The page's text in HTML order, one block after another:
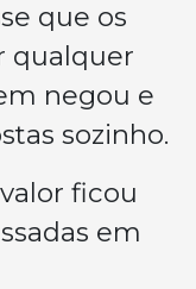
que os
qualquer
negou e
sozinho.
ficou
em